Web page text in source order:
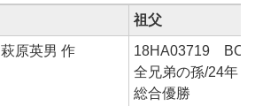
祖父
原英男 作
18HA03719 BC
全兄弟の孫/24年
総合優勝